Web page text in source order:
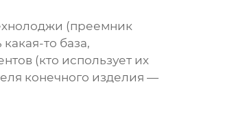
(преемник
то база,
(кто использует их
конечного изделия —